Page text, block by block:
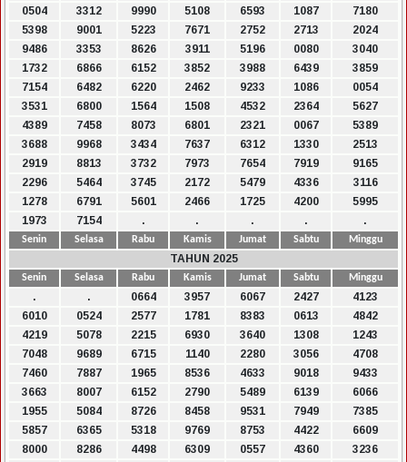
0504
3312 9990 5108 6593 1087
7180
5398
9001 5223 7671 2752 2713
2024
9486
3353 8626 3911 5196 0080
3040
1732
6866 6152 3852 3988 6439
3859
7154
6482 6220 2462 9233 1086
0054
3531
6800 1564 1508 4532 2364
5627
4389
7458 8073 6801 2321 0067
5389
3688
9968 3434 7637 6312 1330
2513
2919
8813 3732 7973 7654 7919
9165
2296
5464 3745 2172 5479 4336
3116
1278
6791 5601 2466 1725 4200
5995
1973
7154 . . . . .
Senin Selasa Rabu Kamis Jumat Sabtu Minggu
TAHUN 2025
Senin Selasa Rabu Kamis Jumat Sabtu Minggu
. . 0664 3957 6067 2427
4123
6010
0524 2577 1781 8383 0613
4842
4219
5078 2215 6930 3640 1308
1243
7048
9689 6715 1140 2280 3056
4708
7460
7887 1965 8536 4633 9018
9433
3663
8007 6152 2790 5489 6139
6066
1955
5084 8726 8458 9531 7949
7385
5857
6365 5318 9769 8753 4422
6609
8000
8286 4498 6309 0557 4360 3236